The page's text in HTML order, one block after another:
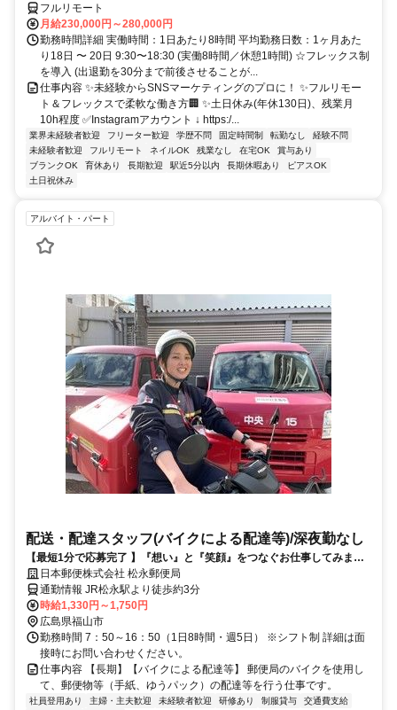
フルリモート
月給230,000円～280,000円
勤務時間詳細 実働時間：1日あたり8時間 平均勤務日数：1ヶ月あた
り18日 〜 20日 9:30〜18:30 (実働8時間／休憩1時間) ☆フレックス制
を導入 (出退勤を30分まで前後させることが...
仕事内容 ✨未経験からSNSマーケティングのプロに！ ✨フルリモー
ト＆フレックスで柔軟な働き方🏢 ✨土日休み(年休130日)、残業月
10h程度 ✅Instagramアカウント ↓ https:/...
業界未経験者歓迎 フリーター歓迎 学歴不問 固定時間制 転勤なし
経験不問
未経験者歓迎
フルリモート ネイルOK 残業なし 在宅OK
賞与あり
ブランクOK
育休あり 長期歓迎 駅近5分以内 長期休暇あり
ピアスOK
土日祝休み
アルバイト・パート
配送・配達スタッフ(バイクによる配達等)/深夜勤なし
【最短1分で応募完了 】『想い』と『笑顔』をつなぐお仕事してみませ
んか？日本郵便株式会社 松永郵便局
通勤情報 JR松永駅より徒歩約3分
時給1,330円～1,750円
広島県福山市
勤務時間 7：50～16：50（1日8時間・週5日） ※シフト制 詳細は面
接時にお問い合わせください。
仕事内容 【長期】【バイクによる配達等】 郵便局のバイクを使用し
て、郵便物等（手紙、ゆうパック）の配達等を行う仕事です。
社員登用あり 主婦・主夫歓迎 未経験者歓迎 研修あり 制服貸与
交通費支給